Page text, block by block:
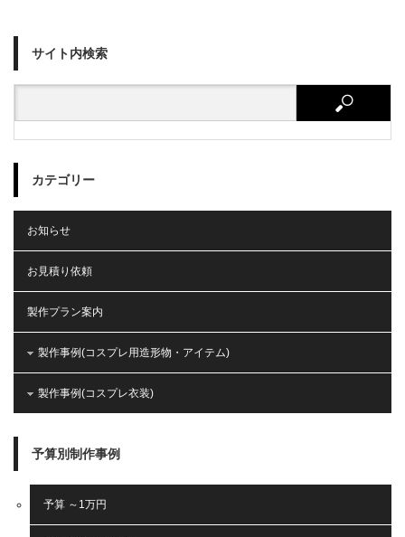
サイト内検索
カテゴリー
お知らせ
お見積り依頼
製作プラン案内
製作事例(コスプレ用造形物・アイテム)
製作事例(コスプレ衣装)
予算別制作事例
予算 ～1万円